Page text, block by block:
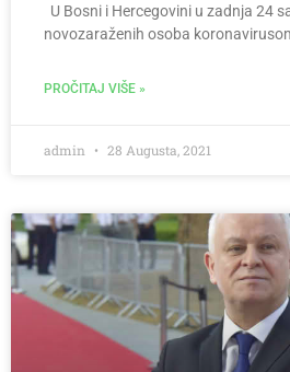
U Bosni i Hercegovini u zadnja 24
novozaraženih osoba
PROČITAJ VIŠE »
admin 28 Augusta, 2021